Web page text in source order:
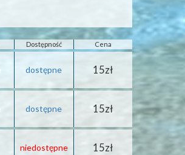
Dostępność Cena
dostępne 15zł
dostępne 15zł
niedostępne 15zł